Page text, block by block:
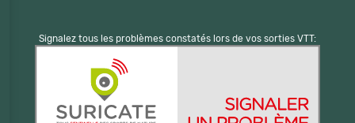
Signalez tous les problèmes constatés lors de vos sorties VTT: